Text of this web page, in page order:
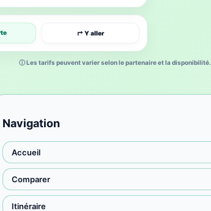
↱ Y aller
ⓘ Les tarifs peuvent varier selon le partenaire et la disponibilité.
Navigation
Accueil
Comparer
Itinéraire